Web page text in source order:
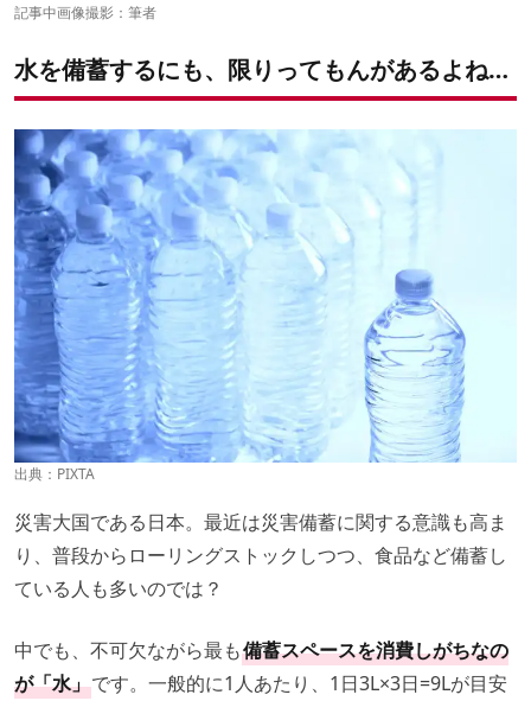
3｜寒さには弱い
✔️こちらの記事もチェック
記事中画像撮影：筆者
水を備蓄するにも、限りってもんがあるよね…
出典：PIXTA
災害大国である日本。最近は災害備蓄に関する意識も高ま
り、普段からローリングストックしつつ、食品など備蓄し
ている人も多いのでは？
中でも、不可欠ながら最も備蓄スペースを消費しがちなの
が「水」です。一般的に1人あたり、1日3L×3日=9Lが目安